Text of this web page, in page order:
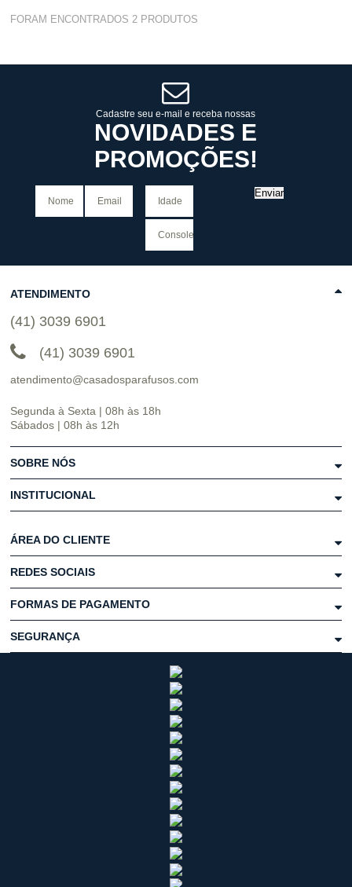
Varejo: R$ 4.050,70
10 x de R$ 255,09 10 x de R$ 255,09
FORAM ENCONTRADOS2 PRODUTOS
Cadastre seu e-mail e receba nossas
NOVIDADES E
PROMOÇÕES!
Enviar
ATENDIMENTO
(41) 3039 6901
(41) 3039 6901
atendimento@casadosparafusos.com
Segunda à Sexta | 08h às 18h
Sábados | 08h às 12h
SOBRE NÓS
INSTITUCIONAL
ÁREA DO CLIENTE
REDES SOCIAIS
FORMAS DE PAGAMENTO
SEGURANÇA